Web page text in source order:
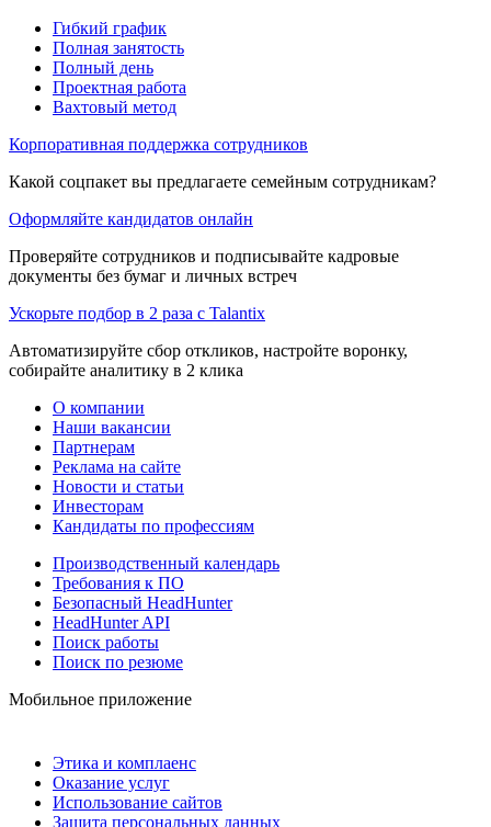
Гибкий график
Полная занятость
Полный день
Проектная работа
Вахтовый метод
Корпоративная поддержка сотрудников
Какой соцпакет вы предлагаете семейным сотрудникам?
Оформляйте кандидатов онлайн
Проверяйте сотрудников и подписывайте кадровые
документы без бумаг и личных встреч
Ускорьте подбор в 2 раза с Talantix
Автоматизируйте сбор откликов, настройте воронку,
собирайте аналитику в 2 клика
О компании
Наши вакансии
Партнерам
Реклама на сайте
Новости и статьи
Инвесторам
Кандидаты по профессиям
Производственный календарь
Требования к ПО
Безопасный HeadHunter
HeadHunter API
Поиск работы
Поиск по резюме
Мобильное приложение
Этика и комплаенс
Оказание услуг
Использование сайтов
Защита персональных данных